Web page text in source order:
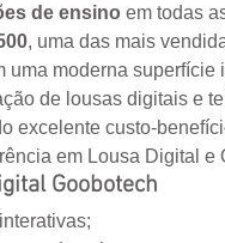
de ensino em todas
, uma das mais
uma moderna superfície
de lousas digitais e
excelente custo-
em Lousa Digital e
Goobotech